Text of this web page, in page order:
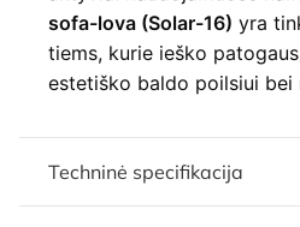
sofa-lova (Solar-16) yra
tiems, kurie ieško
estetiško baldo poilsiui bei
Techninė specifikacija